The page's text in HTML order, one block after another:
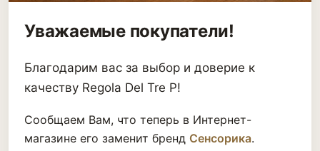
Уважаемые покупатели!
Благодарим вас за выбор и доверие к
качеству Regola Del Tre P!
Сообщаем Вам, что теперь в Интернет-
магазине его заменит бренд Сенсорика.